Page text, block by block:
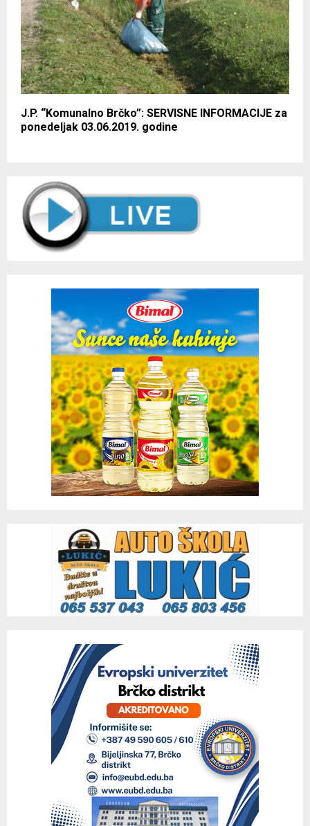
J.P. “Komunalno Brčko”: SERVISNE INFORMACIJE za
ponedeljak 03.06.2019. godine